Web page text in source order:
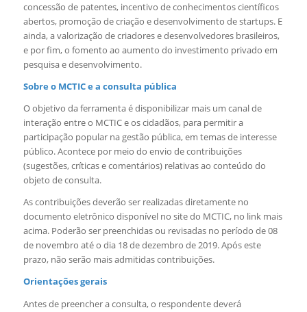
concessão de patentes, incentivo de conhecimentos científicos
abertos, promoção de criação e desenvolvimento de startups. E
ainda, a valorização de criadores e desenvolvedores brasileiros,
e por fim, o fomento ao aumento do investimento privado em
pesquisa e desenvolvimento.
Sobre o MCTIC e a consulta pública
O objetivo da ferramenta é disponibilizar mais um canal de
interação entre o MCTIC e os cidadãos, para permitir a
participação popular na gestão pública, em temas de interesse
público. Acontece por meio do envio de contribuições
(sugestões, críticas e comentários) relativas ao conteúdo do
objeto de consulta.
As contribuições deverão ser realizadas diretamente no
documento eletrônico disponível no site do MCTIC, no link mais
acima. Poderão ser preenchidas ou revisadas no período de 08
de novembro até o dia 18 de dezembro de 2019. Após este
prazo, não serão mais admitidas contribuições.
Orientações gerais
Antes de preencher a consulta, o respondente deverá